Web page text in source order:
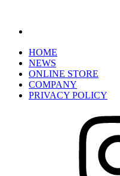
HOME
NEWS
ONLINE STORE
COMPANY
PRIVACY POLICY